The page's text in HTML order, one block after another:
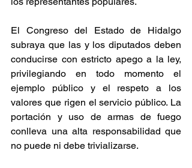
El Congreso del Estado de Hidalgo
subraya que las y los diputados deben
conducirse con estricto apego a la ley,
privilegiando en todo momento el
ejemplo público y el respeto a los
valores que rigen el servicio público. La
portación y uso de armas de fuego
conlleva una alta responsabilidad que
no puede ni debe trivializarse.